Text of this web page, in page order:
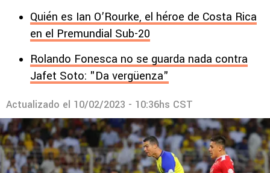
Quién es Ian O’Rourke, el héroe de Costa Rica
en el Premundial Sub-20
Rolando Fonesca no se guarda nada contra
Jafet Soto: "Da vergüenza"
Actualizado el 10/02/2023 - 10:36hs CST